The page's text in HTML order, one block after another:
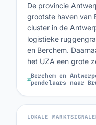
De provincie
grootste haven van
cluster in de
logistieke
en Berchem.
het UZA een grote
⇄Berchem en
pendelaars naar
LOKALE